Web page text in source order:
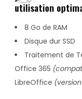
utilisation
8 Go de RAM
Disque dur SSD
Traitement de
Office 365
LibreOffice